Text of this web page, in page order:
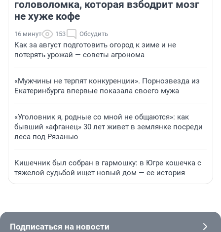
головоломка, которая взбодрит мозг
не хуже кофе
16 минут 153 Обсудить
Как за август подготовить огород к зиме и не
потерять урожай — советы агронома
«Мужчины не терпят конкуренции». Порнозвезда из
Екатеринбурга впервые показала своего мужа
«Уголовник я, родные со мной не общаются»: как
бывший «афганец» 30 лет живет в землянке посреди
леса под Рязанью
Кишечник был собран в гармошку: в Югре кошечка с
тяжелой судьбой ищет новый дом — ее история
Подписаться на новости